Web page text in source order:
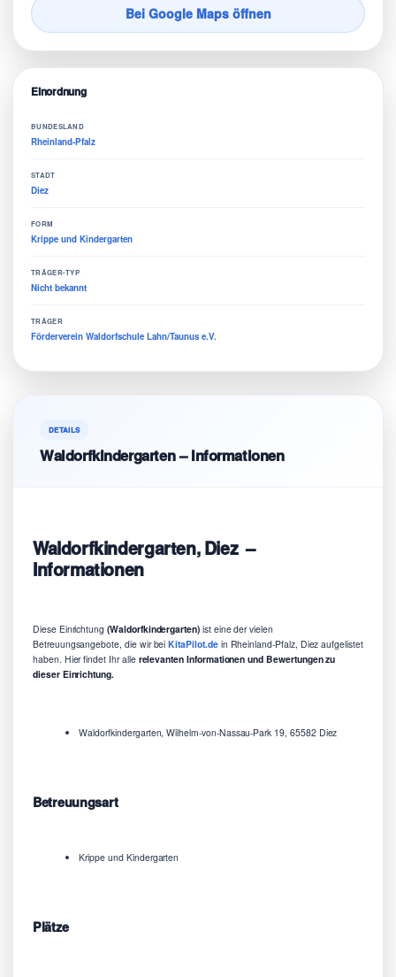
Bei Google Maps öffnen
Einordnung
BUNDESLAND
Rheinland-Pfalz
STADT
Diez
FORM
Krippe und Kindergarten
TRÄGER-TYP
Nicht bekannt
TRÄGER
Förderverein Waldorfschule Lahn/Taunus e.V.
DETAILS
Waldorfkindergarten – Informationen
Waldorfkindergarten, Diez –
Informationen
Diese Einrichtung (Waldorfkindergarten)ist eine der vielen
Betreuungsangebote, die wir beiKitaPilot.dein Rheinland-Pfalz, Diez aufgelistet
haben. Hier findet Ihr allerelevanten Informationen und Bewertungen zu
dieser Einrichtung.
Waldorfkindergarten, Wilhelm-von-Nassau-Park 19, 65582 Diez
Betreuungsart
Krippe und Kindergarten
Plätze